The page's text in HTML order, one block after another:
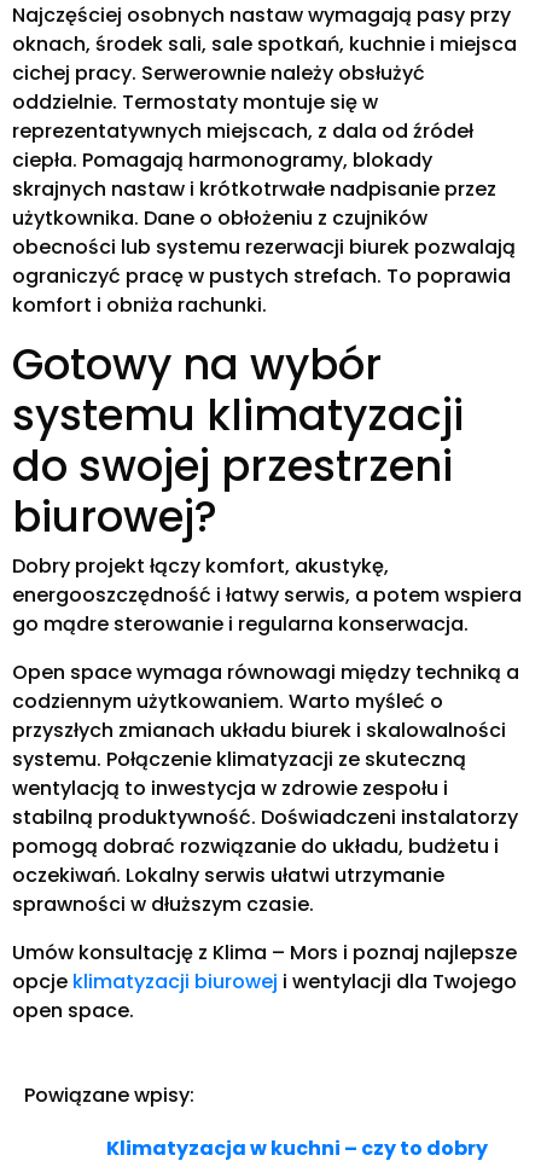
Najczęściej osobnych nastaw wymagają pasy przy
oknach, środek sali, sale spotkań, kuchnie i miejsca
cichej pracy. Serwerownie należy obsłużyć
oddzielnie. Termostaty montuje się w
reprezentatywnych miejscach, z dala od źródeł
ciepła. Pomagają harmonogramy, blokady
skrajnych nastaw i krótkotrwałe nadpisanie przez
użytkownika. Dane o obłożeniu z czujników
obecności lub systemu rezerwacji biurek pozwalają
ograniczyć pracę w pustych strefach. To poprawia
komfort i obniża rachunki.
Gotowy na wybór
systemu klimatyzacji
do swojej przestrzeni
biurowej?
Dobry projekt łączy komfort, akustykę,
energooszczędność i łatwy serwis, a potem wspiera
go mądre sterowanie i regularna konserwacja.
Open space wymaga równowagi między techniką a
codziennym użytkowaniem. Warto myśleć o
przyszłych zmianach układu biurek i skalowalności
systemu. Połączenie klimatyzacji ze skuteczną
wentylacją to inwestycja w zdrowie zespołu i
stabilną produktywność. Doświadczeni instalatorzy
pomogą dobrać rozwiązanie do układu, budżetu i
oczekiwań. Lokalny serwis ułatwi utrzymanie
sprawności w dłuższym czasie.
Umów konsultację z Klima – Mors i poznaj najlepsze
opcje klimatyzacji biurowej i wentylacji dla Twojego
open space.
Powiązane wpisy:
Klimatyzacja w kuchni – czy to dobry